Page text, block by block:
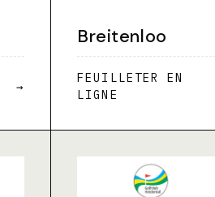
→
Breitenloo
FEUILLETER EN
LIGNE